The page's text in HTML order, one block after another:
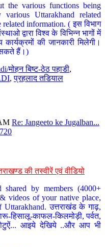
the various functions being
Uttarakhand related
information. ( इस विभाग
द्वारा विश्व के विभिन्न भागों में
की जानकारी मिलेगी।
सकते हैं।)
मोहन बिष्ट-ठेठ पहाडी,
,प्रहलाद तडियाल
Re: Jangeeto ke Jugalban...
की तस्वीरें एवं वीडियो
shared by members (4000+
videos of your native place,
Uttarakhand. उत्तराखंड के गाढ़,
हिसालू-काफल-किलमोड़ी, पर्वत,
आइये देखिये ..और आप भी